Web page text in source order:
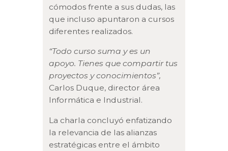
cómodos frente a sus dudas, las
que incluso apuntaron a cursos
diferentes realizados.
“Todo curso suma y es un
apoyo. Tienes que compartir tus
proyectos y conocimientos”,
Carlos Duque, director área
Informática e Industrial.
La charla concluyó enfatizando
la relevancia de las alianzas
estratégicas entre el ámbito